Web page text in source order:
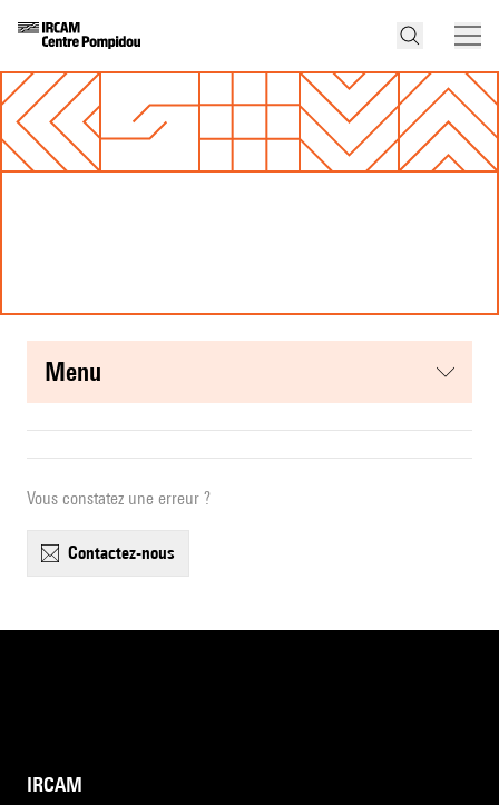
menu
Vous constatez une erreur ?
contactez-nous
IRCAM